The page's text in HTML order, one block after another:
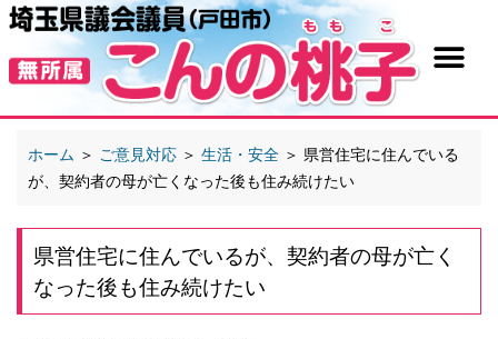
ホーム ＞ ご意見対応 ＞ 生活・安全 ＞ 県営住宅に住んでいる
が、契約者の母が亡くなった後も住み続けたい
県営住宅に住んでいるが、契約者の母が亡く
なった後も住み続けたい